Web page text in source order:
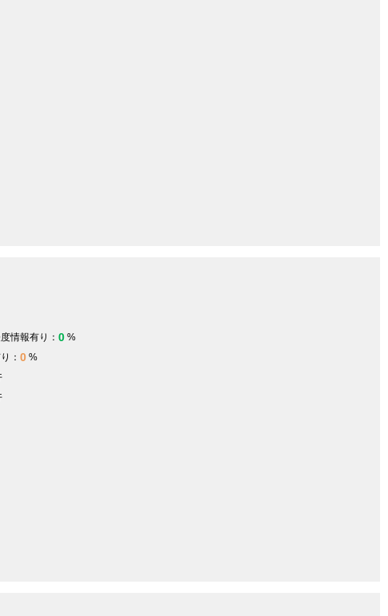
情報有り： 0 %
： 0 %